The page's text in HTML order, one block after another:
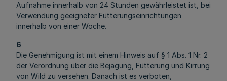
Aufnahme innerhalb von 24 Stunden gewährleistet ist, bei
Verwendung geeigneter Fütterungseinrichtungen
innerhalb von einer Woche.
6
Die Genehmigung ist mit einem Hinweis auf § 1 Abs. 1 Nr. 2
der Verordnung über die Bejagung, Fütterung und Kirrung
von Wild zu versehen. Danach ist es verboten,